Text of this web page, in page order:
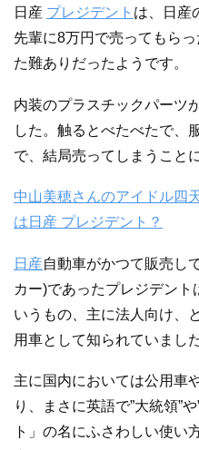
日産 プレジデント は、日産
先輩に8万円で売ってもら
た難ありだったようです。
内装のプラスチックパーツ
した。触るとべたべたで、
で、結局売ってしまうこと
中山美穂さんのアイドル四
は日産 プレジデント？
日産自動車がかつて販売し
カー)であったプレジデン
いうもの、主に法人向け、
用車として知られていました
主に国内においては公用車
り、まさに英語で”大統領”
ト」の名にふさわしい使い